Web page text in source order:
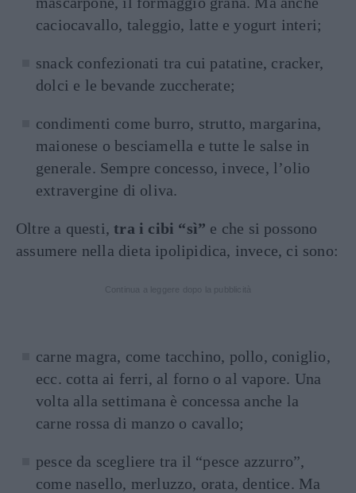
caciocavallo, taleggio, latte e yogurt interi;
snack confezionati tra cui patatine, cracker,
dolci e le bevande zuccherate;
condimenti come burro, strutto, margarina,
maionese o besciamella e tutte le salse in
generale. Sempre concesso, invece, l’olio
extravergine di oliva.
Oltre a questi,tra i cibi “sì” e che si possono
assumere nella dieta ipolipidica, invece, ci sono:
carne magra, come tacchino, pollo, coniglio,
ecc. cotta ai ferri, al forno o al vapore. Una
volta alla settimana è concessa anche la
carne rossa di manzo o cavallo;
pesce da scegliere tra il “pesce azzurro”,
come nasello, merluzzo, orata, dentice. Ma